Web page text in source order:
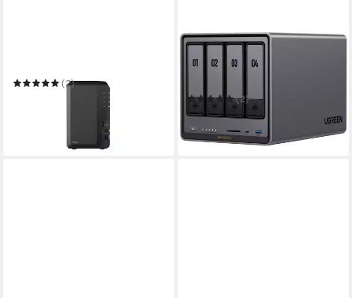
(2)
in 3-4 Werktagen bei dir
UGREEN
NAS-Gehäuse NASync
Laufwerke)
(2)
ab 613,93 €
17,82 €
mtl. in 48 Raten
in 2-3 Werktagen bei dir